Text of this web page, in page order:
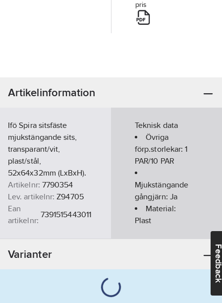
pris
Artikelinformation
Ifö Spira sitsfäste
mjukstängande sits,
transparant/vit,
plast/stål,
52x64x32mm (LxBxH).
Artikelnr: 7790354
Lev. artikelnr: Z94705
Ean
artikelnr:
7391515443011
Teknisk data
Övriga
förp.storlekar:1
PAR/10 PAR
Mjukstängande
gångjärn: Ja
Material:
Plast
REACH
Varianter